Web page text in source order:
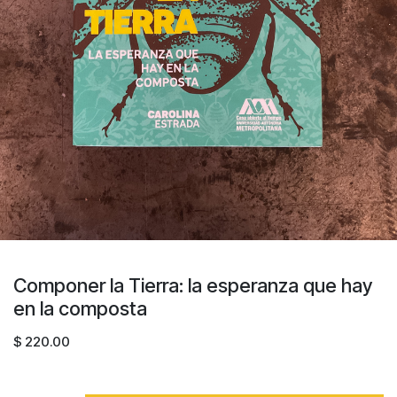
Componer la Tierra: la esperanza que hay
en la composta
$ 220.00